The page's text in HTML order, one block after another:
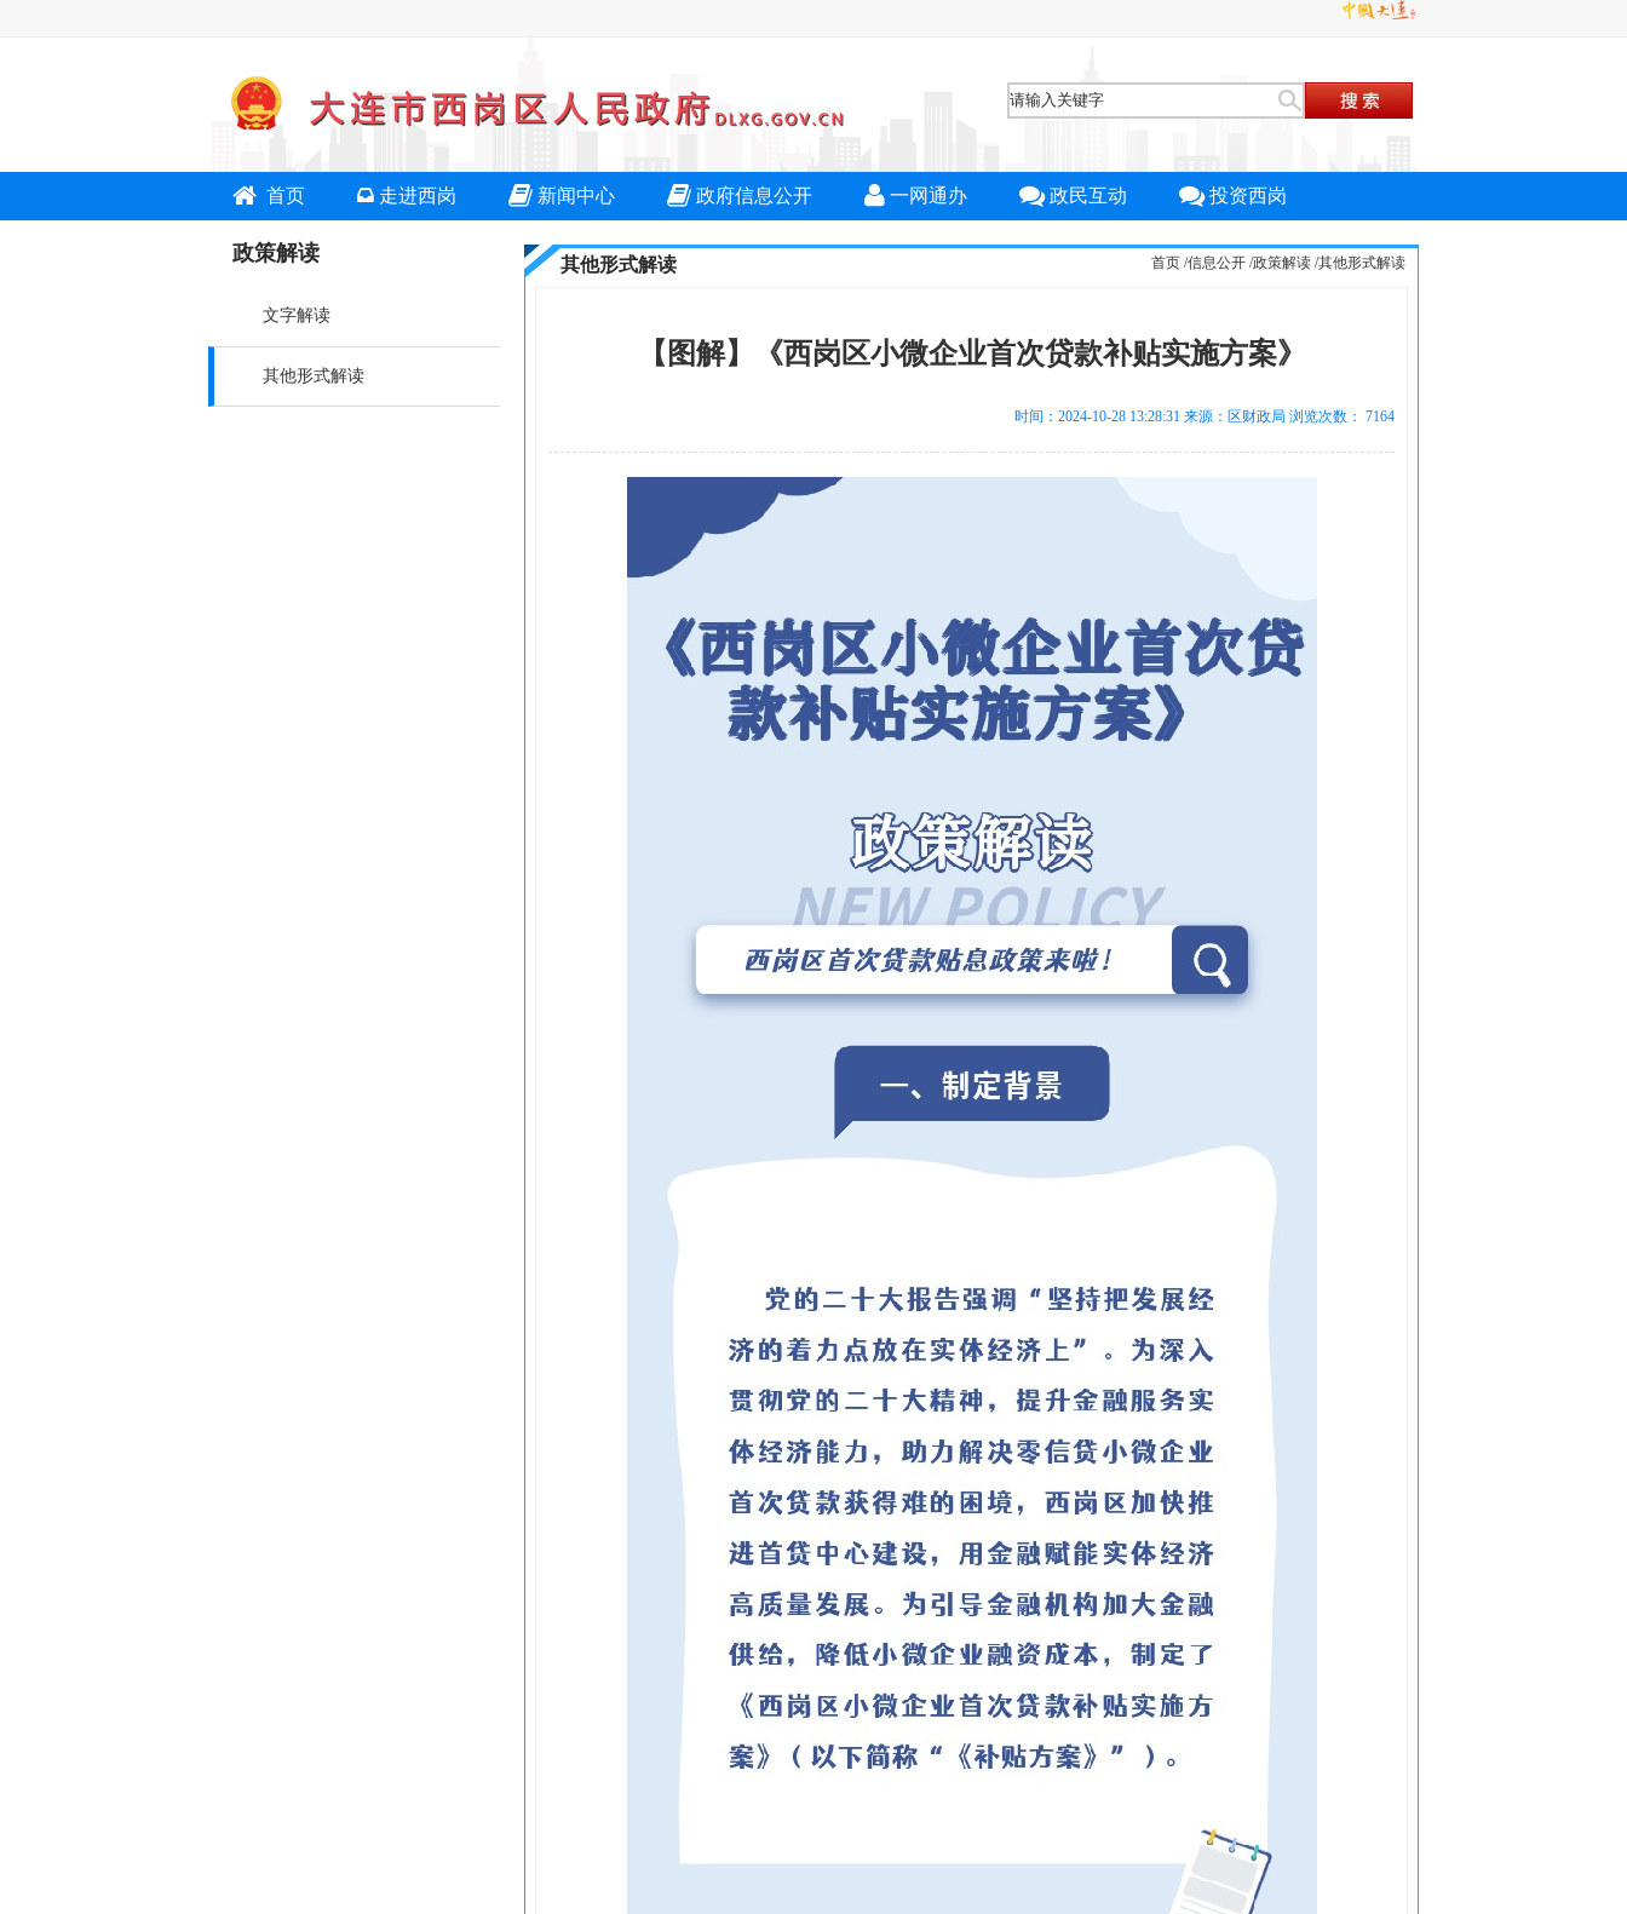
首页 走进西岗 新闻中心 政府信息公开 一网通办 政民互动 投资西岗
政策解读
文字解读
其他形式解读
首页 /信息公开 /政策解读 /其他形式解读
其他形式解读
【图解】《西岗区小微企业首次贷款补贴实施方案》
时间：2024-10-28 13:28:31 来源：区财政局 浏览次数： 7164